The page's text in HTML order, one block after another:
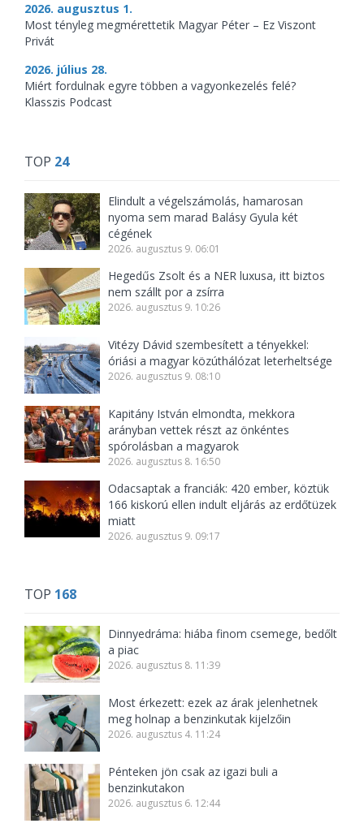
2026. augusztus 1.
Most tényleg megmérettetik Magyar Péter – Ez Viszont
Privát
2026. július 28.
Miért fordulnak egyre többen a vagyonkezelés felé?
Klasszis Podcast
TOP 24
Elindult a végelszámolás, hamarosan
nyoma sem marad Balásy Gyula két
cégének
2026. augusztus 9. 06:01
Hegedűs Zsolt és a NER luxusa, itt biztos
nem szállt por a zsírra
2026. augusztus 9. 10:26
Vitézy Dávid szembesített a tényekkel:
óriási a magyar közúthálózat leterheltsége
2026. augusztus 9. 08:10
Kapitány István elmondta, mekkora
arányban vettek részt az önkéntes
spórolásban a magyarok
2026. augusztus 8. 16:50
Odacsaptak a franciák: 420 ember, köztük
166 kiskorú ellen indult eljárás az erdőtüzek
miatt
2026. augusztus 9. 09:17
TOP 168
Dinnyedráma: hiába finom csemege, bedőlt
a piac
2026. augusztus 8. 11:39
Most érkezett: ezek az árak jelenhetnek
meg holnap a benzinkutak kijelzőin
2026. augusztus 4. 11:24
Pénteken jön csak az igazi buli a
benzinkutakon
2026. augusztus 6. 12:44